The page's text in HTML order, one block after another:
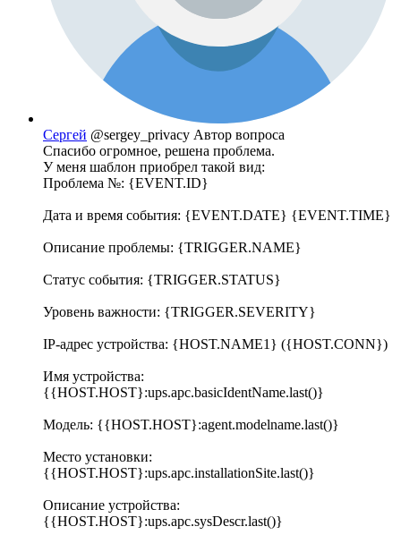
Сергей @sergey_privacy Автор вопроса
Спасибо огромное, решена проблема.
У меня шаблон приобрел такой вид:
Проблема №: {EVENT.ID}
Дата и время события: {EVENT.DATE} {EVENT.TIME}
Описание проблемы: {TRIGGER.NAME}
Статус события: {TRIGGER.STATUS}
Уровень важности: {TRIGGER.SEVERITY}
IP-адрес устройства: {HOST.NAME1} ({HOST.CONN})
Имя устройства:
{{HOST.HOST}:ups.apc.basicIdentName.last()}
Модель: {{HOST.HOST}:agent.modelname.last()}
Место установки:
{{HOST.HOST}:ups.apc.installationSite.last()}
Описание устройства:
{{HOST.HOST}:ups.apc.sysDescr.last()}